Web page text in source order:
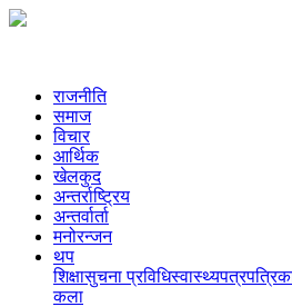
राजनीति
समाज
विचार
आर्थिक
खेलकुद
अन्तर्राष्ट्रिय
अन्तर्वार्ता
मनोरन्जन
थप
शिक्षासुचना प्रविधिस्वास्थ्य
कला